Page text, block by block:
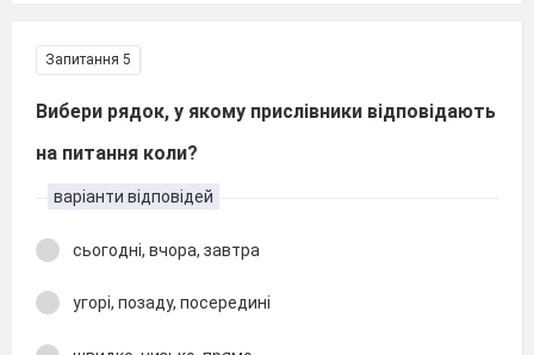
Запитання 5
Вибери рядок, у якому прислівники відповідають
на питання коли?
варіанти відповідей
сьогодні, вчора, завтра
угорі, позаду, посередині